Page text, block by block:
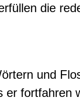
die
und
er fortfahren